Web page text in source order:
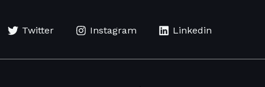
Twitter Instagram Linkedin